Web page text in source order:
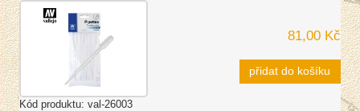
Kód produktu: val-26003
81,00 Kč
přidat do košíku